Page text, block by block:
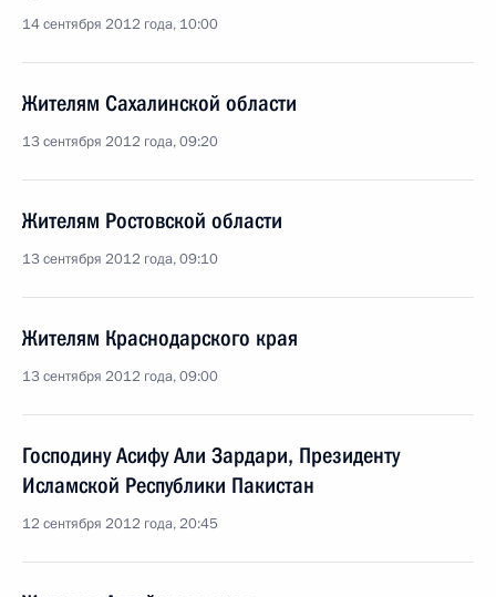
14 сентября 2012 года, 10:00
Жителям Сахалинской области
13 сентября 2012 года, 09:20
Жителям Ростовской области
13 сентября 2012 года, 09:10
Жителям Краснодарского края
13 сентября 2012 года, 09:00
Господину Асифу Али Зардари, Президенту
Исламской Республики Пакистан
12 сентября 2012 года, 20:45